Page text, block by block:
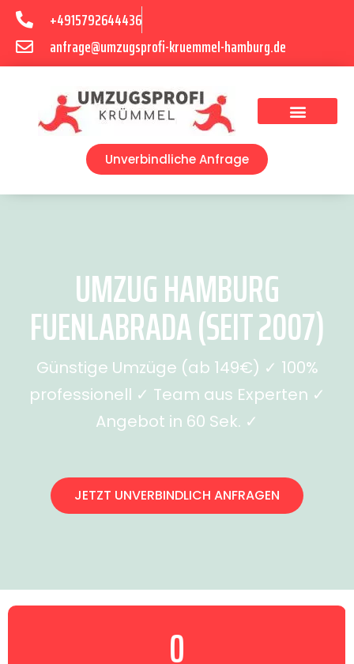
+4915792644436
anfrage@umzugsprofi-kruemmel-hamburg.de
Unverbindliche Anfrage
UMZUG HAMBURG
FUENLABRADA (SEIT 2007)
Günstige Umzüge (ab 149€) ✓ 100%
professionell ✓ Team aus Experten ✓
Angebot in 60 Sek. ✓
JETZT UNVERBINDLICH ANFRAGEN
0